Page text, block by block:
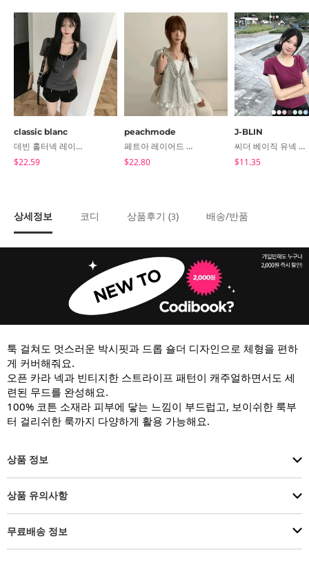
classic blanc
데빈 홀터넥 레이어드 일체형 여름 브이넥 오프숄더 반팔 티셔츠
$22.59
peachmode
페트아 레이어드 레이스 버튼 나시 체크 프릴 반팔 블라우스 (2color)
$22.80
J-BLIN
씨더 베이직 유넥 반팔 티
$11.35
상세정보 코디 상품후기 (3) 배송/반품
툭 걸쳐도 멋스러운 박시핏과 드롭 숄더 디자인으로 체형을 편하
게 커버해줘요.
오픈 카라 넥과 빈티지한 스트라이프 패턴이 캐주얼하면서도 세
련된 무드를 완성해요.
100% 코튼 소재라 피부에 닿는 느낌이 부드럽고, 보이쉬한 룩부
터 걸리쉬한 룩까지 다양하게 활용 가능해요.
상품 정보
상품 유의사항
무료배송 정보